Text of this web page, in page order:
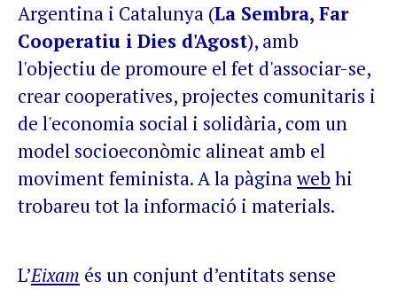
Argentina i Catalunya (La Sembra, Far
Cooperatiu i Dies d'Agost), amb
l'objectiu de promoure el fet d'associar-se,
crear cooperatives, projectes comunitaris i
de l'economia social i solidària, com un
model socioeconòmic alineat amb el
moviment feminista. A la pàginaweb hi
trobareu tot la informació i materials.
L’Eixam és un conjunt d’entitats sense